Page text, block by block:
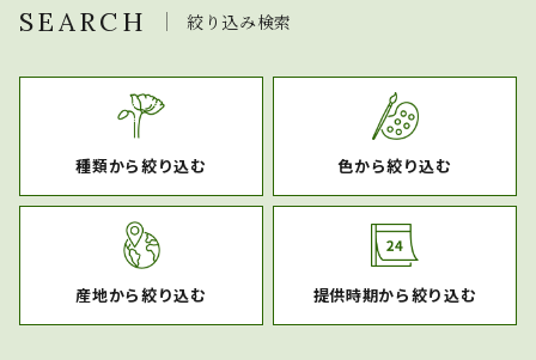
SEARCH 絞り込み検索
種類から絞り込む 色から絞り込む
産地から絞り込む 提供時期から絞り込む